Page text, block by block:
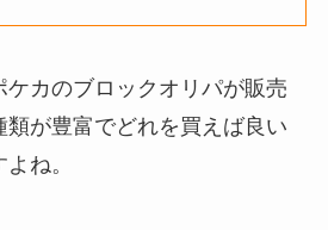
カのブロックオリパが販売
類が豊富でどれを買えば良い
ね。